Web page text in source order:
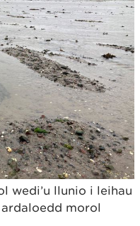
wedi’u llunio i leihau
morol